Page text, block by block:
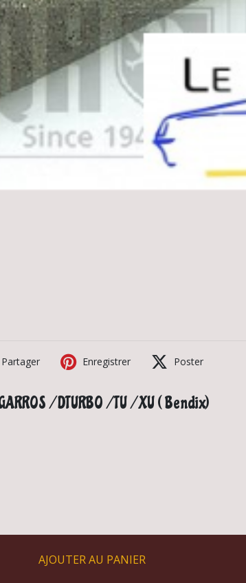
Partager Enregistrer Poster
/ DTURBO / TU / XU ( Bendix)
AJOUTER AU PANIER